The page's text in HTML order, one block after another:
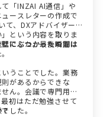
「INZAI AI通信」や
ースレターの作成で
て、DXアドバイザーの
という内容を取りま
でした。最後の方は
にぶつかった瞬間は
うことでした。業務
があるからできな
ん。会議で専門用語
初はただ勉強させて
した。
？